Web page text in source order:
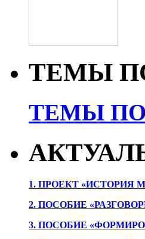
ТЕМЫ
ТЕМЫ
1. ПРОЕКТ «ИСТОРИЯ
2. ПОСОБИЕ
3. ПОСОБИЕ